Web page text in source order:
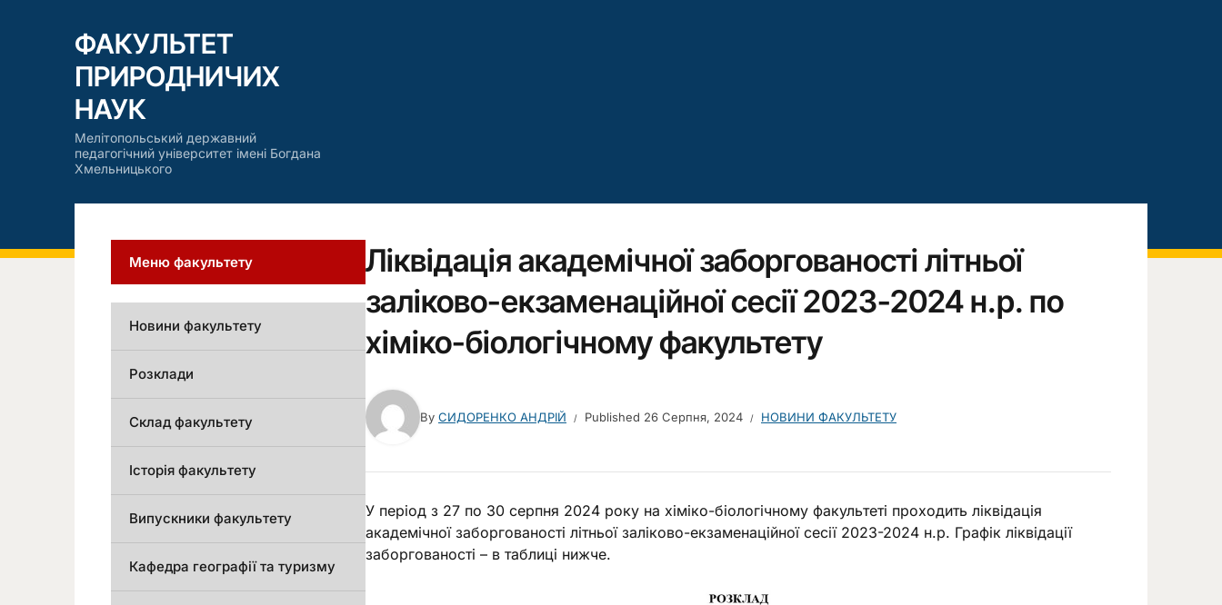
ФАКУЛЬТЕТ
ПРИРОДНИЧИХ
НАУК
Мелітопольський державний
педагогічний університет імені Богдана
Хмельницького
Ліквідація академічної заборгованості літньої
заліково-екзаменаційної сесії 2023-2024 н.р. по
хіміко-біологічному факультету
By СИДОРЕНКО АНДРІЙ Published 26 Серпня, 2024 НОВИНИ ФАКУЛЬТЕТУ
У період з 27 по 30 серпня 2024 року на хіміко-біологічному факультеті проходить ліквідація
академічної заборгованості літньої заліково-екзаменаційної сесії 2023-2024 н.р. Графік ліквідації
заборгованості – в таблиці нижче.
Меню факультету
Новини факультету
Розклади
Склад факультету
Історія факультету
Випускники факультету
Кафедра географії та туризму